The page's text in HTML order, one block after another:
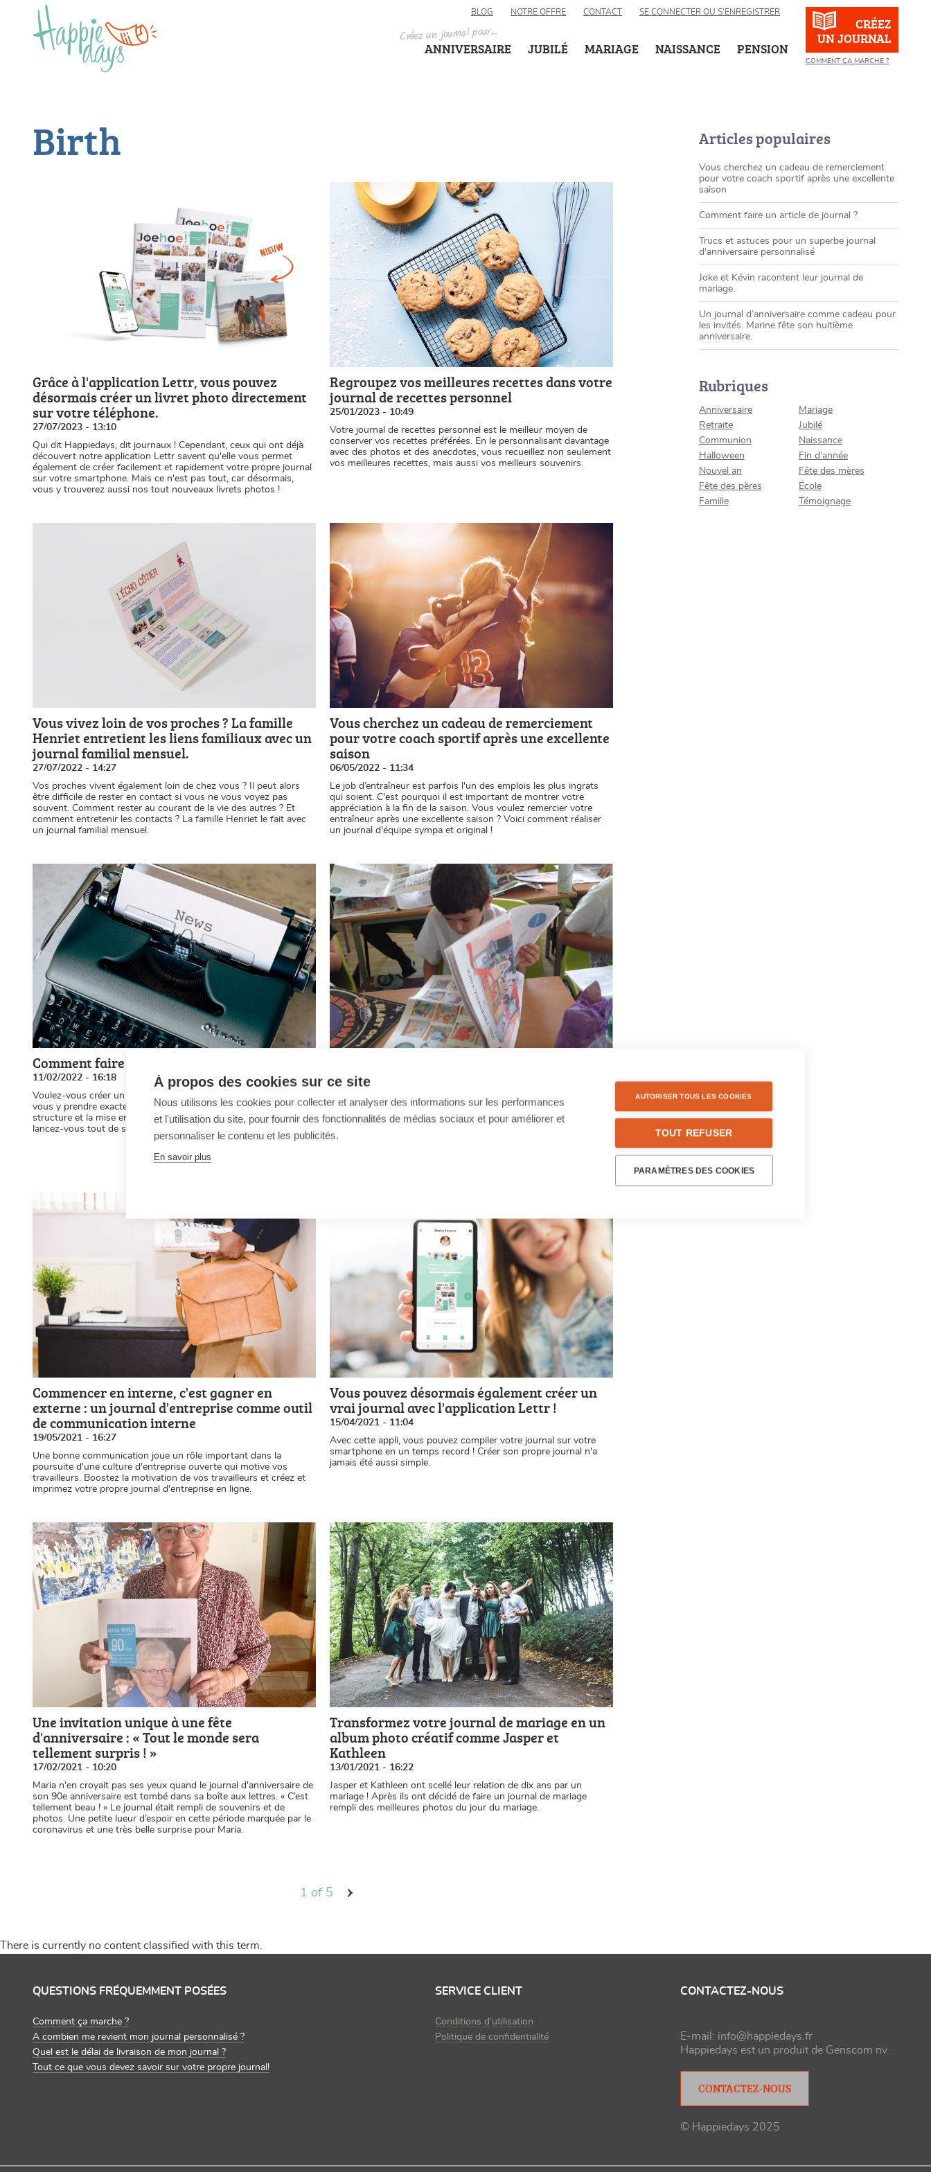
Créez un journal pour...
ANNIVERSAIRE JUBILÉ MARIAGE NAISSANCE PENSION
CRÉEZ
UN JOURNAL
COMMENT ÇA MARCHE ?
BLOG NOTRE OFFRE CONTACT SE CONNECTER OU S’ENREGISTRER
Birth
Grâce à l'application Lettr, vous pouvez
désormais créer un livret photo directement
sur votre téléphone.
27/07/2023 - 13:10
Qui dit Happiedays, dit journaux ! Cependant, ceux qui ont déjà
découvert notre application Lettr savent qu'elle vous permet
également de créer facilement et rapidement votre propre journal
sur votre smartphone. Mais ce n'est pas tout, car désormais,
vous y trouverez aussi nos tout nouveaux livrets photos !
Regroupez vos meilleures recettes dans votre
journal de recettes personnel
25/01/2023 - 10:49
Votre journal de recettes personnel est le meilleur moyen de
conserver vos recettes préférées. En le personnalisant davantage
avec des photos et des anecdotes, vous recueillez non seulement
vos meilleures recettes, mais aussi vos meilleurs souvenirs.
Vous vivez loin de vos proches ? La famille
Henriet entretient les liens familiaux avec un
journal familial mensuel.
27/07/2022 - 14:27
Vos proches vivent également loin de chez vous ? Il peut alors
être difficile de rester en contact si vous ne vous voyez pas
souvent. Comment rester au courant de la vie des autres ? Et
comment entretenir les contacts ? La famille Henriet le fait avec
un journal familial mensuel.
Vous cherchez un cadeau de remerciement
pour votre coach sportif après une excellente
saison
06/05/2022 - 11:34
Le job d’entraîneur est parfois l'un des emplois les plus ingrats
qui soient. C'est pourquoi il est important de montrer votre
appréciation à la fin de la saison. Vous voulez remercier votre
entraîneur après une excellente saison ? Voici comment réaliser
un journal d'équipe sympa et original !
Comment faire un article de journal ?
11/02/2022 - 16:18
Voulez-vous créer un article de journal vous-même ? Comment
vous y prendre exactement ? Découvrez tout sur la trame, la
structure et la mise en page d’un article de journal traditionnel et
lancez-vous tout de suite !
(et imprimer) un journal en classe est une
excellente idée !
16/09/2021 - 12:02
Envie de créer un journal scolaire avec votre classe ? Démarrez un
projet dans lequel les élèves forment une équipe éditoriale et
Commencer en interne, c'est gagner en
externe : un journal d'entreprise comme outil
de communication interne
19/05/2021 - 16:27
Une bonne communication joue un rôle important dans la
poursuite d'une culture d'entreprise ouverte qui motive vos
travailleurs. Boostez la motivation de vos travailleurs et créez et
imprimez votre propre journal d'entreprise en ligne.
Vous pouvez désormais également créer un
vrai journal avec l'application Lettr !
15/04/2021 - 11:04
Avec cette appli, vous pouvez compiler votre journal sur votre
smartphone en un temps record ! Créer son propre journal n'a
jamais été aussi simple.
Une invitation unique à une fête
d'anniversaire : « Tout le monde sera
tellement surpris ! »
17/02/2021 - 10:20
Maria n'en croyait pas ses yeux quand le journal d'anniversaire de
son 90e anniversaire est tombé dans sa boîte aux lettres. « C’est
tellement beau ! » Le journal était rempli de souvenirs et de
photos. Une petite lueur d’espoir en cette période marquée par le
coronavirus et une très belle surprise pour Maria.
Transformez votre journal de mariage en un
album photo créatif comme Jasper et
Kathleen
13/01/2021 - 16:22
Jasper et Kathleen ont scellé leur relation de dix ans par un
mariage ! Après ils ont décidé de faire un journal de mariage
rempli des meilleures photos du jour du mariage.
1 of 5
Articles populaires
Vous cherchez un cadeau de remerciement
pour votre coach sportif après une excellente
saison
Comment faire un article de journal ?
Trucs et astuces pour un superbe journal
d'anniversaire personnalisé
Joke et Kévin racontent leur journal de
mariage.
Un journal d’anniversaire comme cadeau pour
les invités. Marine fête son huitième
anniversaire.
Rubriques
Anniversaire
Mariage
Retraite
Jubilé
Communion
Naissance
Halloween
Fin d'année
Nouvel an
Fête des mères
Fête des pères
École
Famille
Témoignage
There is currently no content classified with this term.
QUESTIONS FRÉQUEMMENT POSÉES
Comment ça marche ?
A combien me revient mon journal personnalisé ?
Quel est le délai de livraison de mon journal ?
Tout ce que vous devez savoir sur votre propre journal!
SERVICE CLIENT
Conditions d’utilisation
Politique de confidentialité
CONTACTEZ-NOUS
E-mail: info@happiedays.fr
Happiedays est un produit de Genscom nv.
CONTACTEZ-NOUS
© Happiedays 2025
À propos des cookies sur ce site
Nous utilisons les cookies pour collecter et analyser des informations sur les performances
et l'utilisation du site, pour fournir des fonctionnalités de médias sociaux et pour améliorer et
personnaliser le contenu et les publicités.
En savoir plus
AUTORISER TOUS LES COOKIES
TOUT REFUSER
PARAMÈTRES DES COOKIES